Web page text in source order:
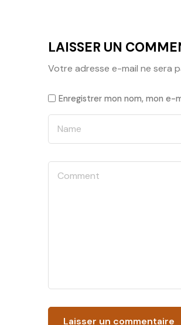
LAISSER UN
Votre adresse e-mail ne sera
Enregistrer mon nom, mon e-